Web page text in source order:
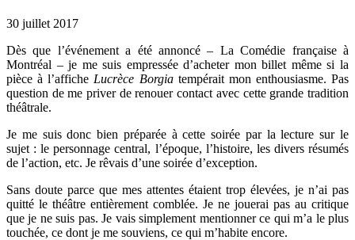
30 juillet 2017
Dès que l’événement a été annoncé – La Comédie française à
Montréal – je me suis empressée d’acheter mon billet même si la
pièce à l’affiche Lucrèce Borgiatempérait mon enthousiasme. Pas
question de me priver de renouer contact avec cette grande tradition
théâtrale.
Je me suis donc bien préparée à cette soirée par la lecture sur le
sujet : le personnage central, l’époque, l’histoire, les divers résumés
de l’action, etc. Je rêvais d’une soirée d’exception.
Sans doute parce que mes attentes étaient trop élevées, je n’ai pas
quitté le théâtre entièrement comblée. Je ne jouerai pas au critique
que je ne suis pas. Je vais simplement mentionner ce qui m’a le plus
touchée, ce dont je me souviens, ce qui m’habite encore.